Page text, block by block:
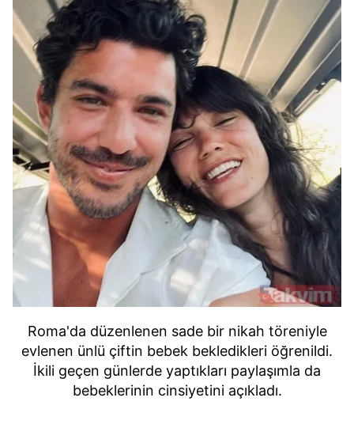
Roma'da düzenlenen sade bir nikah töreniyle
evlenen ünlü çiftin bebek bekledikleri öğrenildi.
İkili geçen günlerde yaptıkları paylaşımla da
bebeklerinin cinsiyetini açıkladı.